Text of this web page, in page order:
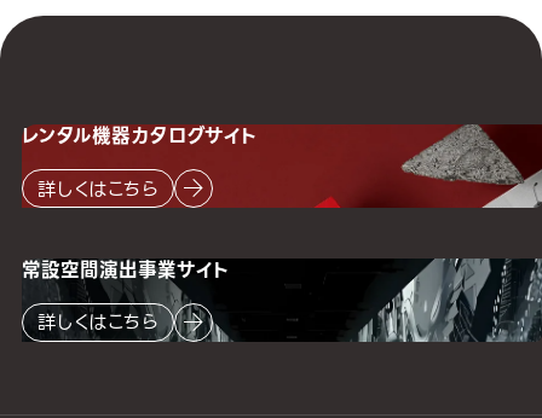
レンタル機器カタログサイト
詳しくはこちら
常設空間演出事業サイト
詳しくはこちら